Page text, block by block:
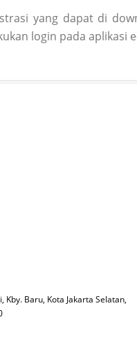
yang dapat di
login pada aplikasi
Kby. Baru, Kota Jakarta Selatan,